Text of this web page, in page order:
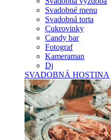
Svadobné menu
Svadobná torta
Cukrovinky
Candy bar
Fotograf
Kameraman
Dj
SVADOBNÁ HOSTINA